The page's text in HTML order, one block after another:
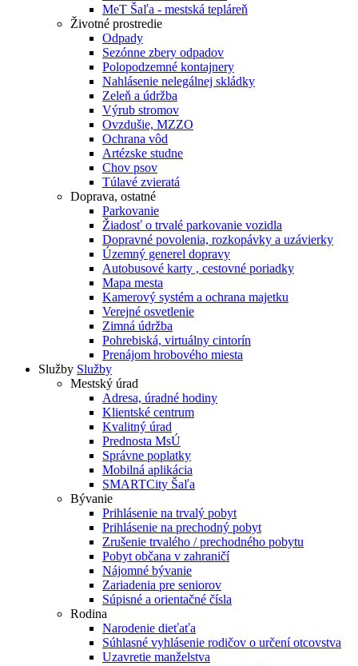
MeT Šaľa - mestská tepláreň
Životné prostredie
Odpady
Sezónne zbery odpadov
Polopodzemné kontajnery
Nahlásenie nelegálnej skládky
Zeleň a údržba
Výrub stromov
Ovzdušie, MZZO
Ochrana vôd
Artézske studne
Chov psov
Túlavé zvieratá
Doprava, ostatné
Parkovanie
Žiadosť o trvalé parkovanie vozidla
Dopravné povolenia, rozkopávky a uzávierky
Územný generel dopravy
Autobusové karty , cestovné poriadky
Mapa mesta
Kamerový systém a ochrana majetku
Verejné osvetlenie
Zimná údržba
Pohrebiská, virtuálny cintorín
Prenájom hrobového miesta
Služby Služby
Mestský úrad
Adresa, úradné hodiny
Klientské centrum
Kvalitný úrad
Prednosta MsÚ
Správne poplatky
Mobilná aplikácia
SMARTCity Šaľa
Bývanie
Prihlásenie na trvalý pobyt
Prihlásenie na prechodný pobyt
Zrušenie trvalého / prechodného pobytu
Pobyt občana v zahraničí
Nájomné bývanie
Zariadenia pre seniorov
Súpisné a orientačné čísla
Rodina
Narodenie dieťaťa
Súhlasné vyhlásenie rodičov o určení otcovstva
Uzavretie manželstva